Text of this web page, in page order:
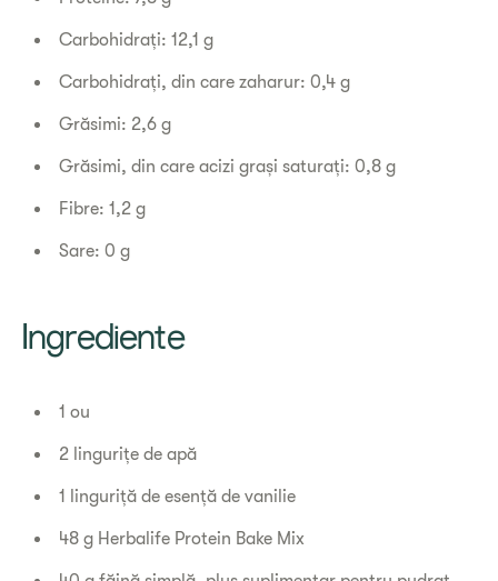
Carbohidrați: 12,1 g
Carbohidrați, din care zaharur: 0,4 g
Grăsimi: 2,6 g
Grăsimi, din care acizi grași saturați: 0,8 g
Fibre: 1,2 g
Sare: 0 g
Ingrediente
1 ou
2 lingurițe de apă
1 linguriță de esență de vanilie
48 g Herbalife Protein Bake Mix